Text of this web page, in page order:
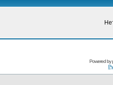
Powered by